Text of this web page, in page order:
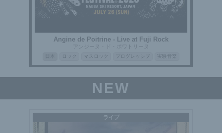
Angine de Poitrine - Live at Fuji Rock
アンジーヌ・ド・ポワトリーヌ
ロック マスロック プログレッシブ 実験音楽
NEW
ライブ